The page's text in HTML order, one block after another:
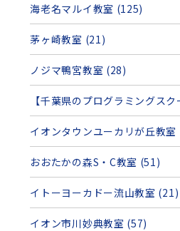
海老名マルイ教室 (125)
茅ヶ崎教室 (21)
ノジマ鴨宮教室 (28)
【千葉県のプログラミングス
イオンタウンユーカリが丘教室
おおたかの森S・C教室 (51)
イトーヨーカドー流山教室 (21)
イオン市川妙典教室 (57)